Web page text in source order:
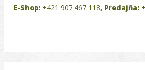
E-Shop: +421 907 467 118, Predajňa: